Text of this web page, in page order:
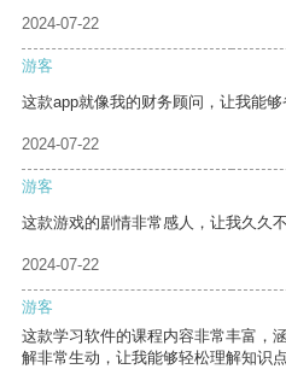
2024-07-22
游客
这款app就像我的财务顾问，让我能够
2024-07-22
游客
这款游戏的剧情非常感人，让我久久不
2024-07-22
游客
这款学习软件的课程内容非常丰富，
解非常生动，让我能够轻松理解知识点